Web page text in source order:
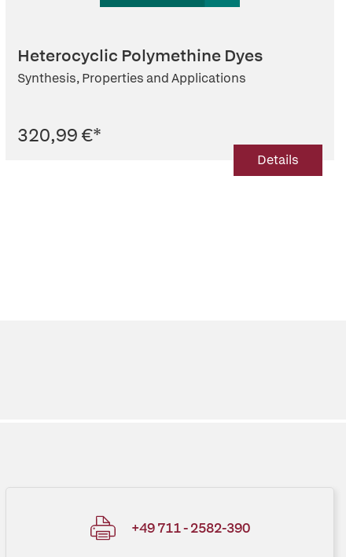
Heterocyclic Polymethine Dyes
Synthesis, Properties and Applications
320,99 €*
Details
+49 711 - 2582-390